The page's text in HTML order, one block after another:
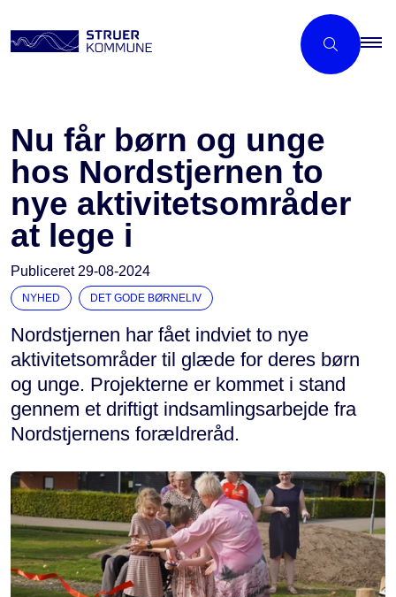
Nu får børn og unge
hos Nordstjernen to
nye aktivitetsområder
at lege i
Publiceret 29-08-2024
NYHED DET GODE BØRNELIV
Nordstjernen har fået indviet to nye
aktivitetsområder til glæde for deres børn
og unge. Projekterne er kommet i stand
gennem et driftigt indsamlingsarbejde fra
Nordstjernens forældreråd.